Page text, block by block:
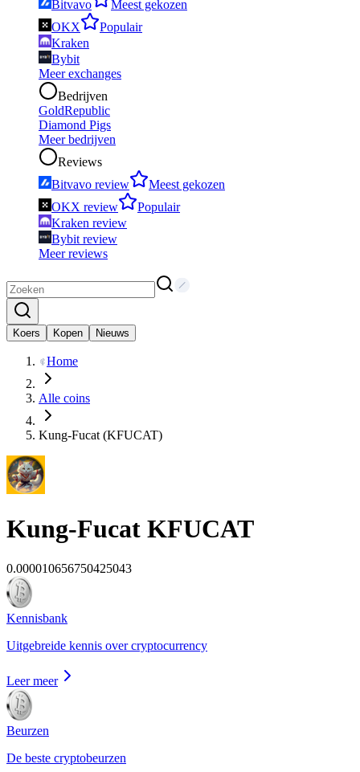
Bitvavo
Meest gekozen
OKX
Populair
Kraken
Bybit
Meer exchanges
Bedrijven
GoldRepublic
Diamond Pigs
Meer bedrijven
Reviews
Bitvavo review
Meest gekozen
OKX review
Populair
Kraken review
Bybit review
Meer reviews
Koers Kopen Nieuws
Home
Alle coins
Kung-Fucat (KFUCAT)
Kung-Fucat KFUCAT
0.000010656750425043
Kennisbank
Uitgebreide kennis over cryptocurrency
Leer meer
Beurzen
De beste cryptobeurzen